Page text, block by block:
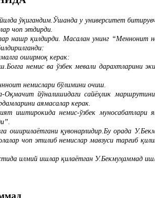
ўқигандим.Ўшанда у университет
чоп этдирди.
нашр қилдирди. Масалан унинг “Меннонит
оширмоқ керак:
немис ва ўзбек мевали дарахтларини
немислари бўлимини очиш.
йўналишидаги сайёҳлик
аямасалар керак.
немис-ўзбек муносабатлари
оширилаётгани қувонарлидир.Бу орада
чоп этилиб немислар мавзуси тарғиб
илмий ишлар қилаётган У.Бекмуҳаммад